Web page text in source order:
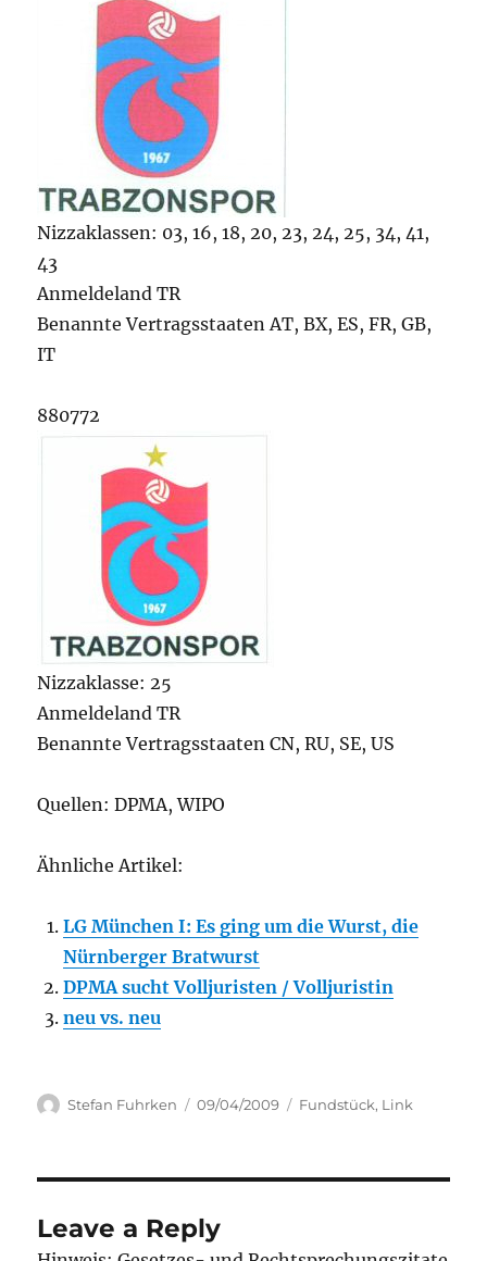
Nizzaklassen: 03, 16, 18, 20, 23, 24, 25, 34, 41,
43
Anmeldeland TR
Benannte Vertragsstaaten AT, BX, ES, FR, GB,
IT
880772
Nizzaklasse: 25
Anmeldeland TR
Benannte Vertragsstaaten CN, RU, SE, US
Quellen: DPMA, WIPO
Ähnliche Artikel:
LG München I: Es ging um die Wurst, die
Nürnberger Bratwurst
DPMA sucht Volljuristen / Volljuristin
neu vs. neu
Author
Stefan Fuhrken
Posted
09/04/2009 Categories
Fundstück, Link
Leave a Reply